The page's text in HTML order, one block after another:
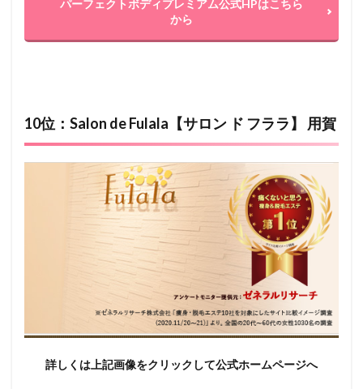
パーフェクトボディプレミアム公式HPはこちら
から
10位：Salon de Fulala【サロン ド フララ】 用賀
詳しくは上記画像をクリックして公式ホームページへ